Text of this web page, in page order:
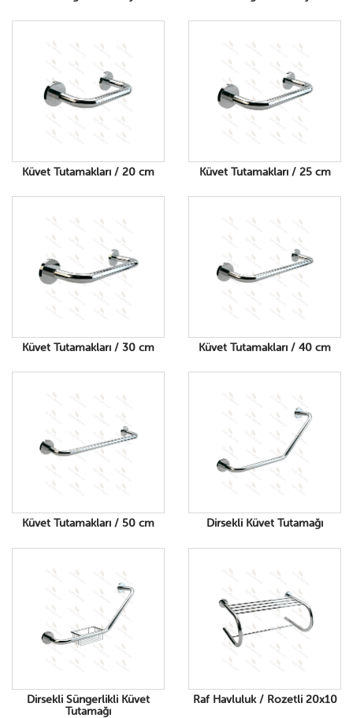
Küvet Tutamakları / 20 cm Küvet Tutamakları / 25 cm
Küvet Tutamakları / 30 cm Küvet Tutamakları / 40 cm
Küvet Tutamakları / 50 cm Dirsekli Küvet Tutamağı
Dirsekli Süngerlikli Küvet
Tutamağı
Raf Havluluk / Rozetli 20x10